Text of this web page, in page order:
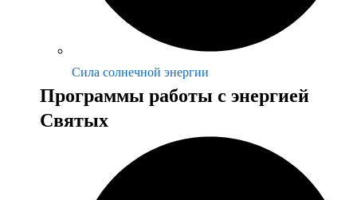
Сила солнечной энергии
Программы работы с энергией
Святых